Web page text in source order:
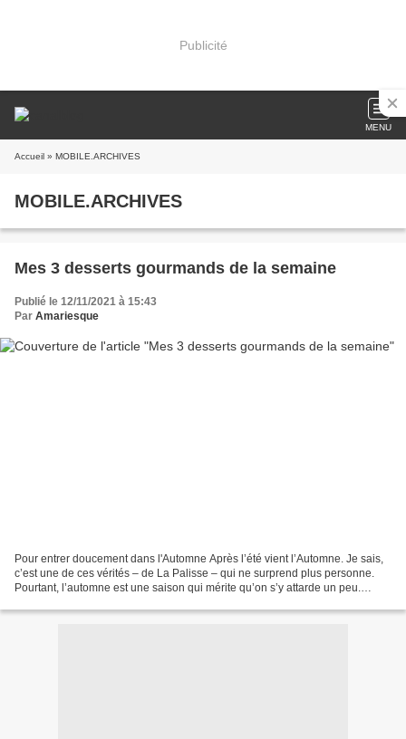
Publicité
MENU
Accueil » MOBILE.ARCHIVES
MOBILE.ARCHIVES
Mes 3 desserts gourmands de la semaine
Publié le 12/11/2021 à 15:43
Par Amariesque
Pour entrer doucement dans l'Automne Après l’été vient l’Automne. Je sais,
c’est une de ces vérités – de La Palisse – qui ne surprend plus personne.
Pourtant, l’automne est une saison qui mérite qu’on s’y attarde un peu.